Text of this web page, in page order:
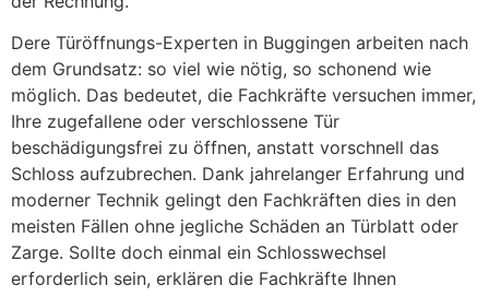
Dere Türöffnungs-Experten in Buggingen arbeiten nach
dem Grundsatz: so viel wie nötig, so schonend wie
möglich. Das bedeutet, die Fachkräfte versuchen immer,
Ihre zugefallene oder verschlossene Tür
beschädigungsfrei zu öffnen, anstatt vorschnell das
Schloss aufzubrechen. Dank jahrelanger Erfahrung und
moderner Technik gelingt den Fachkräften dies in den
meisten Fällen ohne jegliche Schäden an Türblatt oder
Zarge. Sollte doch einmal ein Schlosswechsel
erforderlich sein, erklären die Fachkräfte Ihnen